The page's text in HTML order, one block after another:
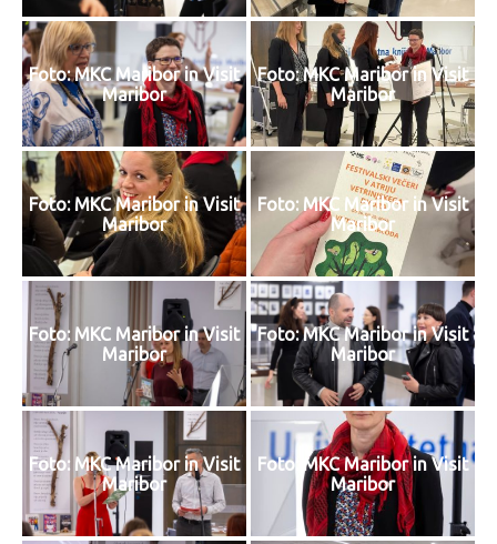
Foto: MKC Maribor in Visit
Maribor
Foto: MKC Maribor in Visit
Maribor
Foto: MKC Maribor in Visit
Maribor
Foto: MKC Maribor in Visit
Maribor
Foto: MKC Maribor in Visit
Maribor
Foto: MKC Maribor in Visit
Maribor
Foto: MKC Maribor in Visit
Maribor
Foto: MKC Maribor in Visit
Maribor